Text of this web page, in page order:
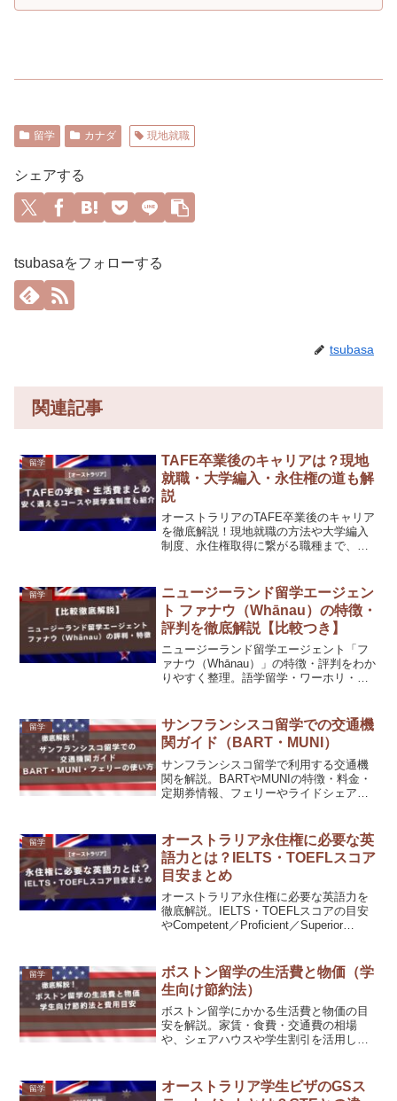
留学 カナダ 現地就職
シェアする
tsubasaをフォローする
tsubasa
関連記事
留学
TAFE卒業後のキャリアは？現地
就職・大学編入・永住権の道も解
説
オーストラリアのTAFE卒業後のキャリア
を徹底解説！現地就職の方法や大学編入
制度、永住権取得に繋がる職種まで、具
留学
ニュージーランド留学エージェン
ト ファナウ（Whānau）の特徴・
評判を徹底解説【比較つき】
ニュージーランド留学エージェント「フ
ァナウ（Whānau）」の特徴・評判をわか
りやすく整理。語学留学・ワーホリ・生
マ留など）との比較も掲載し、NZ留学で
失敗しないための選び方がわかる内容で
す。
留学
サンフランシスコ留学での交通機
関ガイド（BART・MUNI）
サンフランシスコ留学で利用する交通機
関を解説。BARTやMUNIの特徴・料金・
定期券情報、フェリーやライドシェアの
留学
オーストラリア永住権に必要な英
語力とは？IELTS・TOEFLスコア
目安まとめ
オーストラリア永住権に必要な英語力を
徹底解説。IELTS・TOEFLスコアの目安
やCompetent／Proficient／Superior
留学
ボストン留学の生活費と物価（学
生向け節約法）
ボストン留学にかかる生活費と物価の目
安を解説。家賃・食費・交通費の相場
や、シェアハウスや学生割引を活用した
留学
オーストラリア学生ビザのGSス